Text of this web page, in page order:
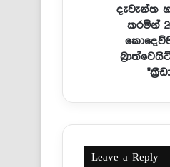
දැවැන්ත
කරමින්
Leave a Reply